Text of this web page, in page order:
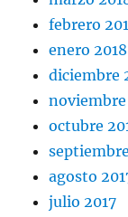
febrero
enero 2018
diciembre
noviembre
octubre
agosto
julio 2017